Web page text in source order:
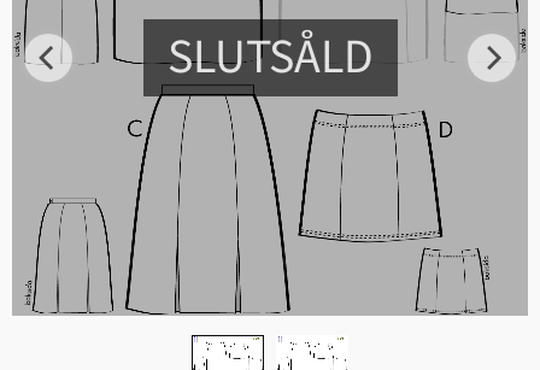
SLUTSÅLD